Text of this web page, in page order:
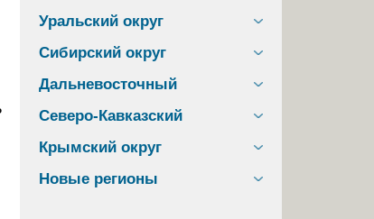
Уральский округ
Сибирский округ
Дальневосточный
Северо-Кавказский
Крымский округ
Новые регионы